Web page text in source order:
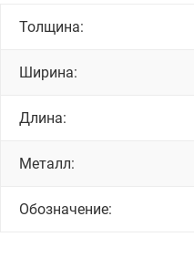
Толщина:
Ширина:
Длина:
Металл:
Обозначение: